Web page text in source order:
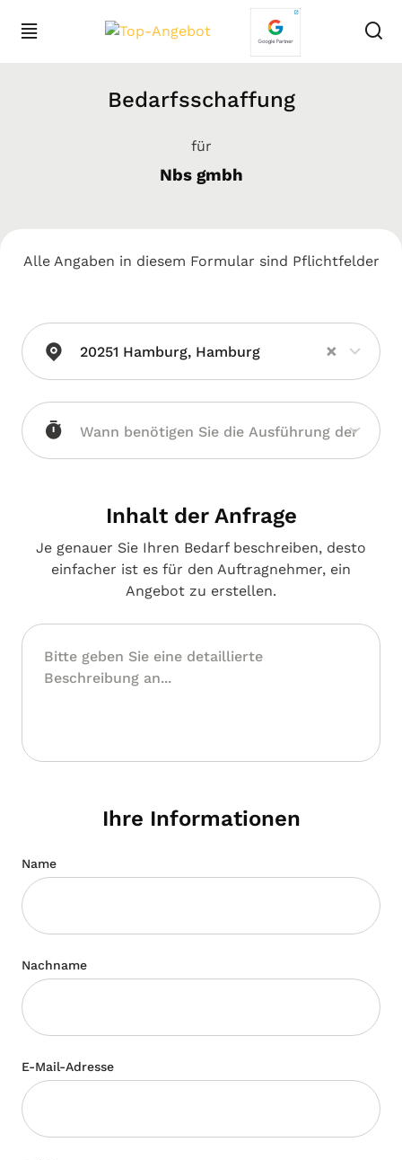
Bedarfsschaffung
für
Nbs gmbh
Alle Angaben in diesem Formular sind Pflichtfelder
20251 Hamburg, Hamburg ×
Inhalt der Anfrage
Je genauer Sie Ihren Bedarf beschreiben, desto
einfacher ist es für den Auftragnehmer, ein
Angebot zu erstellen.
Ihre Informationen
Name
Nachname
E-Mail-Adresse